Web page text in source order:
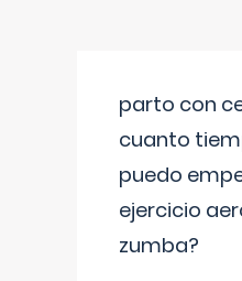
parto con
cuanto
puedo
ejercicio
zumba?